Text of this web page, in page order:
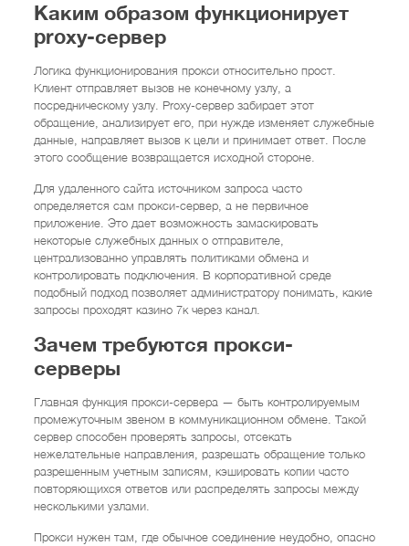
Каким образом функционирует
proxy-сервер
Логика функционирования прокси относительно прост.
Клиент отправляет вызов не конечному узлу, а
посредническому узлу. Proxy-сервер забирает этот
обращение, анализирует его, при нужде изменяет служебные
данные, направляет вызов к цели и принимает ответ. После
этого сообщение возвращается исходной стороне.
Для удаленного сайта источником запроса часто
определяется сам прокси-сервер, а не первичное
приложение. Это дает возможность замаскировать
некоторые служебных данных о отправителе,
централизованно управлять политиками обмена и
контролировать подключения. В корпоративной среде
подобный подход позволяет администратору понимать, какие
запросы проходят казино 7к через канал.
Зачем требуются прокси-
серверы
Главная функция прокси-сервера — быть контролируемым
промежуточным звеном в коммуникационном обмене. Такой
сервер способен проверять запросы, отсекать
нежелательные направления, разрешать обращение только
разрешенным учетным записям, кэшировать копии часто
повторяющихся ответов или распределять запросы между
несколькими узлами.
Прокси нужен там, где обычное соединение неудобно, опасно